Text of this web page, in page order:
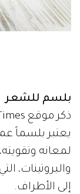
بلسم للشعر
يعتبر بلسماً
لمعانه
والبروتينات،
إلى الأطراف.